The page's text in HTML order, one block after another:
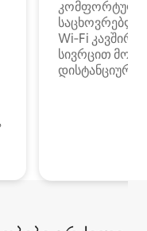
კომფორტული
Wi‑Fi
სივრცით
დისტანციური